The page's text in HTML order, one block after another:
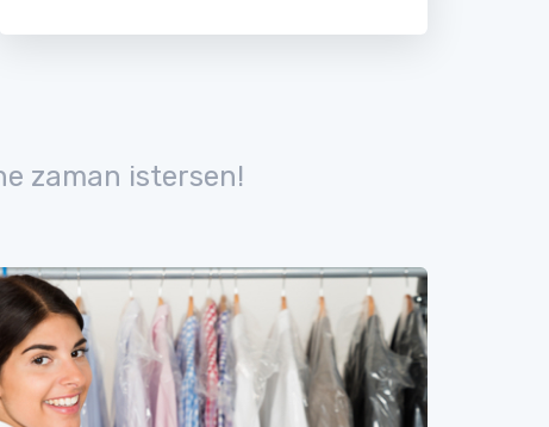
zaman istersen!